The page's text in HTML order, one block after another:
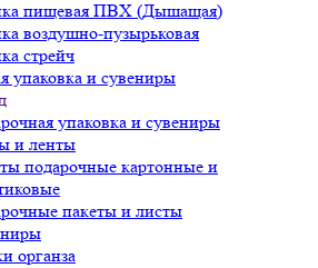
пищевая ПВХ (Дышащая)
воздушно-пузырьковая
стрейч
упаковка и сувениры
упаковка и сувениры
и ленты
подарочные картонные и
пакеты и листы
органза